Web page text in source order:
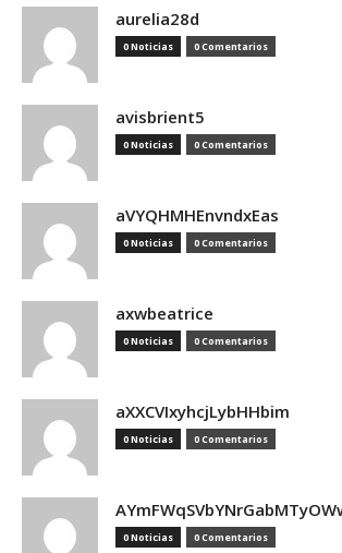
aurelia28d
0 Noticias 0 Comentarios
avisbrient5
0 Noticias 0 Comentarios
aVYQHMHEnvndxEas
0 Noticias 0 Comentarios
axwbeatrice
0 Noticias 0 Comentarios
aXXCVIxyhcjLybHHbim
0 Noticias 0 Comentarios
0 Noticias 0 Comentarios